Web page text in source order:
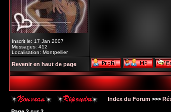
Inscrit le: 17 Jan 2007
Messages: 412
Localisation: Montpellier
Revenir en haut de page
Index du Forum >>>